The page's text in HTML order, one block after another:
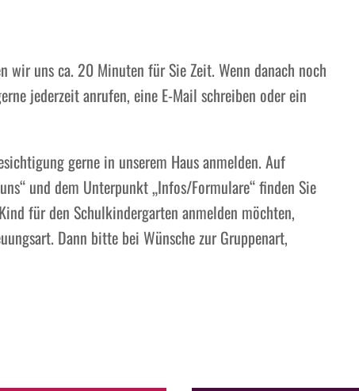
wir uns ca. 20 Minuten für Sie Zeit. Wenn danach noch
jederzeit anrufen, eine E-Mail schreiben oder ein
gerne in unserem Haus anmelden. Auf
und dem Unterpunkt „Infos/Formulare“ finden Sie
für den Schulkindergarten anmelden möchten,
Dann bitte bei Wünsche zur Gruppenart,